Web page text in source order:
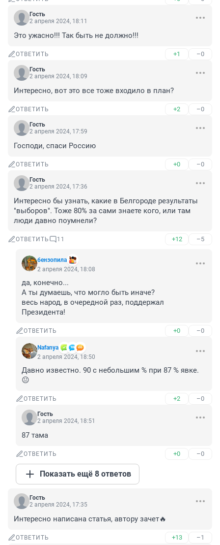
Гость
2 апреля 2024, 18:11
Это ужасно!!! Так быть не должно!!!
ОТВЕТИТЬ +1 –0
Гость
2 апреля 2024, 18:09
Интересно, вот это все тоже входило в план?
ОТВЕТИТЬ +2 –0
Гость
2 апреля 2024, 17:59
Господи, спаси Россию
ОТВЕТИТЬ +0 –0
Гость
2 апреля 2024, 17:36
Интересно бы узнать, какие в Белгороде результаты
"выборов". Тоже 80% за сами знаете кого, или там
люди давно поумнели?
ОТВЕТИТЬ 11 +12 –5
бензопила
2 апреля 2024, 18:08
да, конечно...
А ты думаешь, что могло быть иначе?
весь народ, в очередной раз, поддержал
Президента!
ОТВЕТИТЬ +0 –0
Nafanya
2 апреля 2024, 18:50
Давно известно. 90 с небольшим % при 87 % явке.
😐
ОТВЕТИТЬ +2 –0
Гость
2 апреля 2024, 18:51
87 тама
ОТВЕТИТЬ +0 –0
Показать ещё 8 ответов
Гость
2 апреля 2024, 17:35
Интересно написана статья, автору зачет🔥
ОТВЕТИТЬ +13 –1